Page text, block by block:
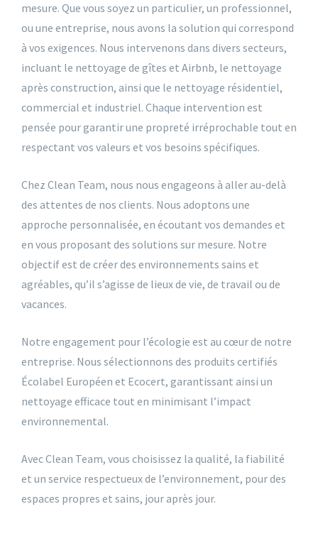
mesure. Que vous soyez un particulier, un professionnel,
ou une entreprise, nous avons la solution qui correspond
à vos exigences. Nous intervenons dans divers secteurs,
incluant le nettoyage de gîtes et Airbnb, le nettoyage
après construction, ainsi que le nettoyage résidentiel,
commercial et industriel. Chaque intervention est
pensée pour garantir une propreté irréprochable tout en
respectant vos valeurs et vos besoins spécifiques.
Chez Clean Team, nous nous engageons à aller au-delà
des attentes de nos clients. Nous adoptons une
approche personnalisée, en écoutant vos demandes et
en vous proposant des solutions sur mesure. Notre
objectif est de créer des environnements sains et
agréables, qu’il s’agisse de lieux de vie, de travail ou de
vacances.
Notre engagement pour l’écologie est au cœur de notre
entreprise. Nous sélectionnons des produits certifiés
Écolabel Européen et Ecocert, garantissant ainsi un
nettoyage efficace tout en minimisant l’impact
environnemental.
Avec Clean Team, vous choisissez la qualité, la fiabilité
et un service respectueux de l’environnement, pour des
espaces propres et sains, jour après jour.